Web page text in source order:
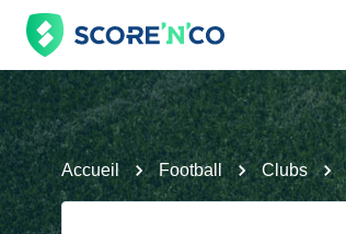
Accueil Football Clubs